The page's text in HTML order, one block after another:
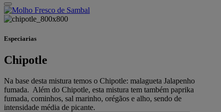
Especiarias
Chipotle
Na base desta mistura temos o Chipotle: malagueta Jalapenho
fumada. Além do Chipotle, esta mistura tem também paprika
fumada, cominhos, sal marinho, orégãos e alho, sendo de
intensidade média de picante.